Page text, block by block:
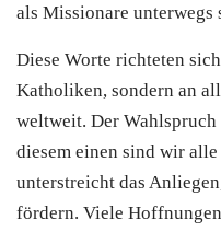
als Missionare unterwegs
Diese Worte richteten
Katholiken, sondern an
weltweit. Der
diesem einen sind wir
unterstreicht das
fördern. Viele